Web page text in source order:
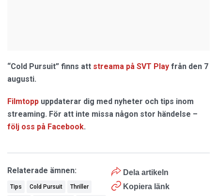
“Cold Pursuit” finns att streama på SVT Play från den 7
augusti.
Filmtopp uppdaterar dig med nyheter och tips inom
streaming. För att inte missa någon stor händelse –
följ oss på Facebook.
Dela artikeln
Kopiera länk
Relaterade ämnen:
Tips Cold Pursuit Thriller